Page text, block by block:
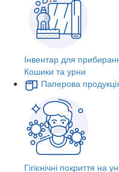
Інвентар для
Кошики та урни
Паперова
Гігієнічні покриття на